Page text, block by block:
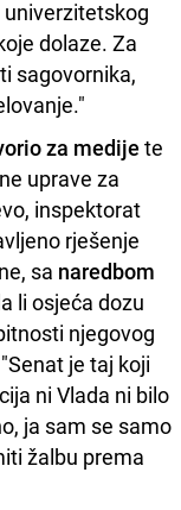
dolaze. Za
sagovornika,
za medije te
uprave za
inspektorat
rješenje
sa naredbom
li osjeća dozu
njegovog
"Senat je taj koji
ni Vlada ni bilo
ja sam se samo
žalbu prema